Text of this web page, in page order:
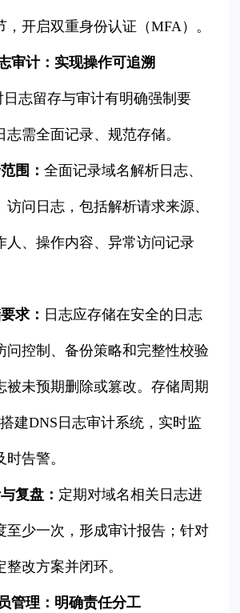
开启双重身份认证（MFA）。
审计：实现操作可追溯
日志留存与审计有明确强制要
需全面记录、规范存储。
围：全面记录域名解析日志、
问日志，包括解析请求来源、
人、操作内容、异常访问记录
求： 日志应存储在安全的日志
问控制、备份策略和完整性校验
被未预期删除或篡改。存储周期
建DNS日志审计系统，实时监
告警。
复盘： 定期对域名相关日志进
至少一次，形成审计报告；针对
改方案并闭环。
管理：明确责任分工